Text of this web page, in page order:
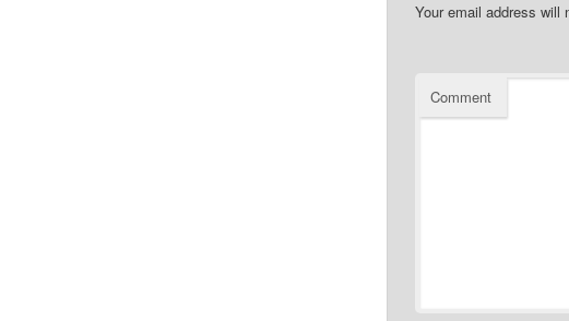
Your email address will
Comment